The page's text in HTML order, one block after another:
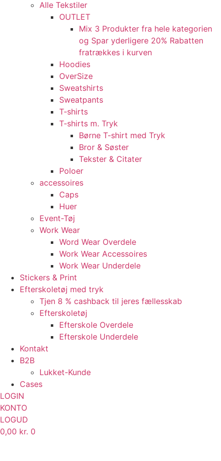
Alle Tekstiler
OUTLET
Mix 3 Produkter fra hele kategorien
og Spar yderligere 20% Rabatten
fratrækkes i kurven
Hoodies
OverSize
Sweatshirts
Sweatpants
T-shirts
T-shirts m. Tryk
Børne T-shirt med Tryk
Bror & Søster
Tekster & Citater
Poloer
accessoires
Caps
Huer
Event-Tøj
Work Wear
Word Wear Overdele
Work Wear Accessoires
Work Wear Underdele
Stickers & Print
Efterskoletøj med tryk
Tjen 8 % cashback til jeres fællesskab
Efterskoletøj
Efterskole Overdele
Efterskole Underdele
Kontakt
B2B
Lukket-Kunde
Cases
LOGIN
KONTO
LOGUD
0,00 kr. 0